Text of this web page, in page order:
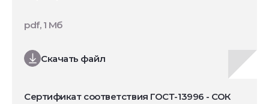
Скачать файл
pdf, 1 Мб
Сертификат соответствия ГОСТ-13996 - СОК